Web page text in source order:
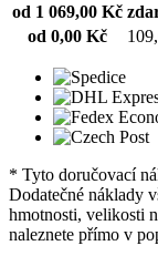
od 1 069,00 Kč
od 0,00 Kč
* Tyto doručovací
Dodatečné náklady
hmotnosti, velikosti
naleznete přímo v